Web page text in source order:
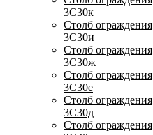
3С30к
Столб ограждения
3С30и
Столб ограждения
3С30ж
Столб ограждения
3С30е
Столб ограждения
3С30д
Столб ограждения